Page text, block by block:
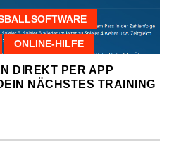
ONLINE-HILFE
DIREKT PER APP
NÄCHSTES TRAINING